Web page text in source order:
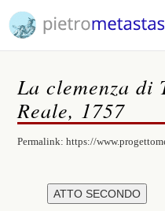
La clemenza di
Reale, 1757
Permalink:https://